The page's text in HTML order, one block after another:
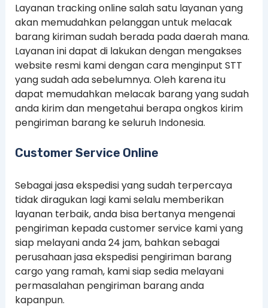
Layanan tracking online salah satu layanan yang
akan memudahkan pelanggan untuk melacak
barang kiriman sudah berada pada daerah mana.
Layanan ini dapat di lakukan dengan mengakses
website resmi kami dengan cara menginput STT
yang sudah ada sebelumnya. Oleh karena itu
dapat memudahkan melacak barang yang sudah
anda kirim dan mengetahui berapa ongkos kirim
pengiriman barang ke seluruh Indonesia.
Customer Service Online
Sebagai jasa ekspedisi yang sudah terpercaya
tidak diragukan lagi kami selalu memberikan
layanan terbaik, anda bisa bertanya mengenai
pengiriman kepada customer service kami yang
siap melayani anda 24 jam, bahkan sebagai
perusahaan jasa ekspedisi pengiriman barang
cargo yang ramah, kami siap sedia melayani
permasalahan pengiriman barang anda
kapanpun.